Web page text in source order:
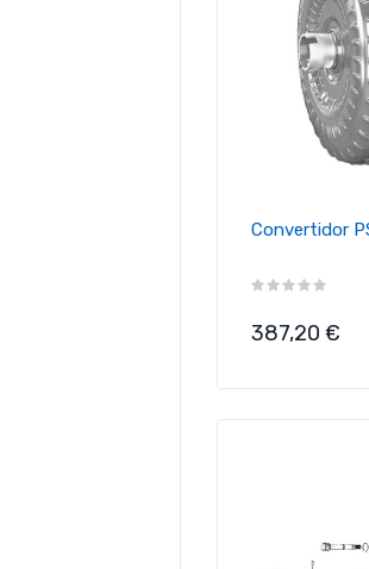
Convertidor
Precio
387,20 €